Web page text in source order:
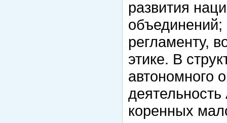
развития
регламенту,
этике. В
автономного
коренных